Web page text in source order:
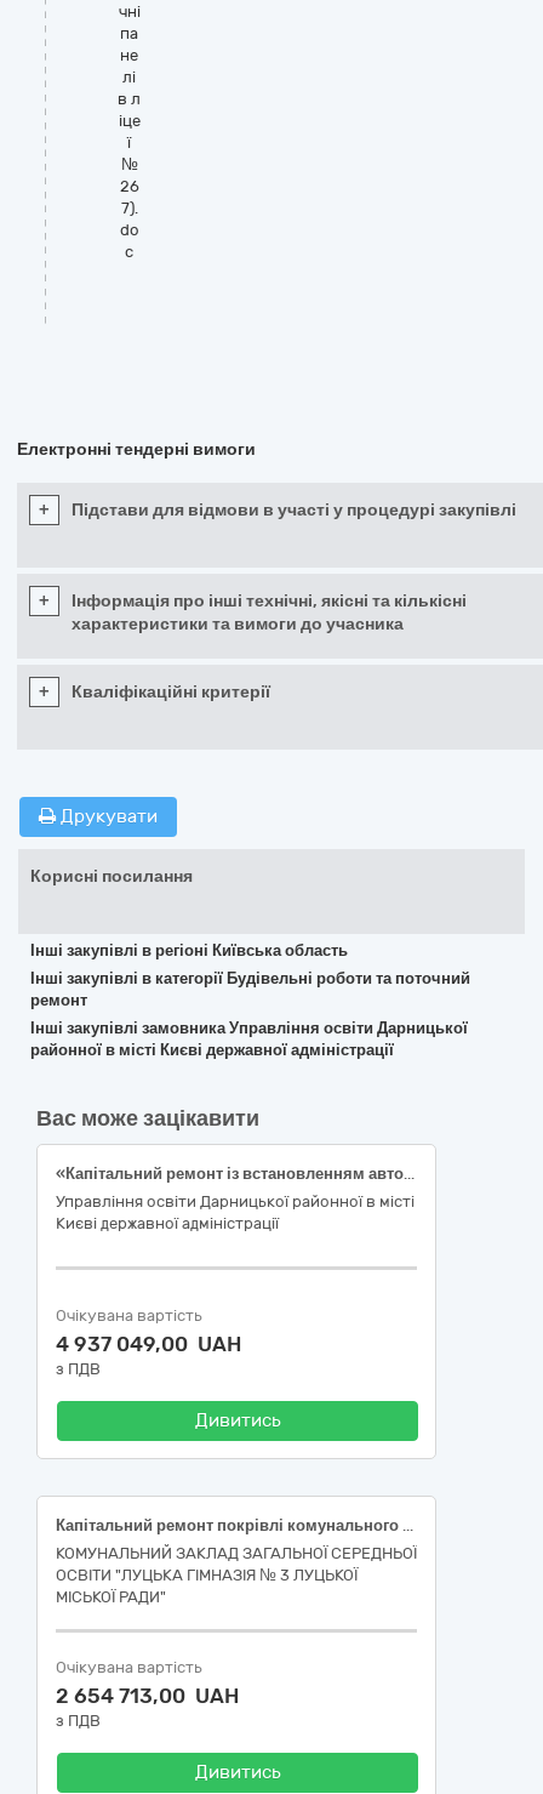
чні
па
не
лі
в л
іце
ї
№
26
7).
do
c
Електронні тендерні вимоги
+ Підстави для відмови в участі у процедурі закупівлі
+
Інформація про інші технічні, якісні та кількісні
характеристики та вимоги до учасника
+ Кваліфікаційні критерії
Друкувати
Корисні посилання
Інші закупівлі в регіоні Київська область
Інші закупівлі в категорії Будівельні роботи та поточний
ремонт
Інші закупівлі замовника Управління освіти Дарницької
районної в місті Києві державної адміністрації
Вас може зацікавити
«Капітальний ремонт із встановленням автономного джерела електропостачання ліцею № 305 Дарницького району м. Києва, вулиця Харченка Євгена, 53 (інженерних мереж електропостачання із встановленням альтернативного джерела – сонячної електростанції ) (заходи з енергозбереження) ДК021:2015 код 45260000-7 «Покрівельні роботи та інші спеціалізовані будівельні роботи» (45261215-4 «Встановлення на дахах сонячних панелей»)
Управління освіти Дарницької районної в місті
Києві державної адміністрації
Очікувана вартість
4 937 049,00 UAH
з ПДВ
Дивитись
Капітальний ремонт покрівлі комунального закладу загальної середньої освіти «Луцька гімназія №3 Луцької міської ради» по вул. Мистецька, 5, у м. Луцьку» (І пусковий комплекс)
КОМУНАЛЬНИЙ ЗАКЛАД ЗАГАЛЬНОЇ СЕРЕДНЬОЇ
ОСВІТИ "ЛУЦЬКА ГІМНАЗІЯ № 3 ЛУЦЬКОЇ
МІСЬКОЇ РАДИ"
Очікувана вартість
2 654 713,00 UAH
з ПДВ
Дивитись